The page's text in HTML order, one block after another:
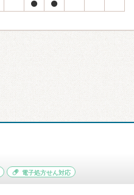
電子処方せん対応